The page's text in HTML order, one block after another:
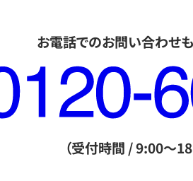
お電話でのお問い合わせ
（受付時間 / 9:00～